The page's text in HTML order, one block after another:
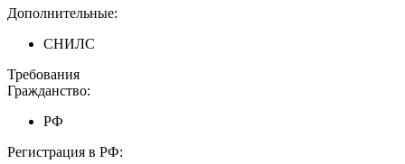
Дополнительные:
СНИЛС
Требования
Гражданство:
РФ
Регистрация в РФ: